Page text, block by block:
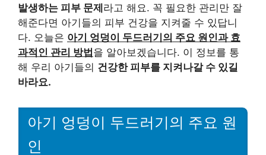
발생하는 피부 문제 라고 해요. 꼭 필요한 관리만 잘
해준다면 아기들의 피부 건강을 지켜줄 수 있답니
다. 오늘은 아기 엉덩이 두드러기의 주요 원인과 효
과적인 관리 방법 을 알아보겠습니다. 이 정보를 통
해 우리 아기들의 건강한 피부를 지켜나갈 수 있길
바라요.
아기 엉덩이 두드러기의 주요 원
인